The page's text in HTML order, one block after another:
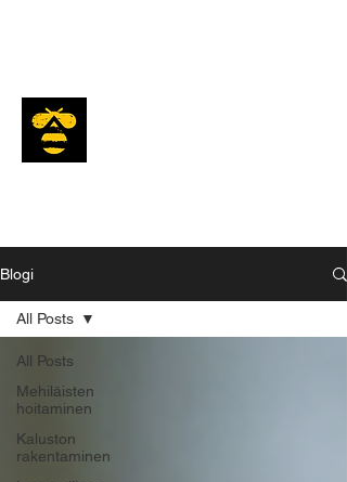
Blogi
All Posts
Mehiläisten
hoitaminen
Kaluston
rakentaminen
All Posts